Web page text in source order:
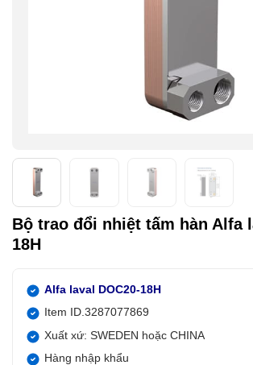
Bộ trao đổi nhiệt tấm hàn Alfa
18H
Alfa laval DOC20-18H
Item ID.3287077869
Xuất xứ: SWEDEN hoặc CHINA
Hàng nhập khẩu